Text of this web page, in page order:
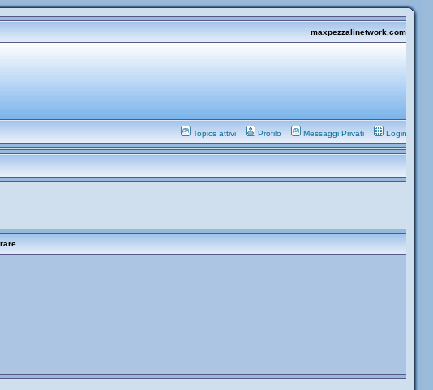
maxpezzalinetwork.com
Topics attivi Profilo Messaggi Privati Login